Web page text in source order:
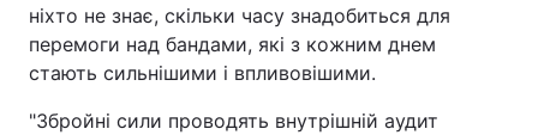
ніхто не знає, скільки часу знадобиться для
перемоги над бандами, які з кожним днем
стають сильнішими і впливовішими.
"Збройні сили проводять внутрішній аудит